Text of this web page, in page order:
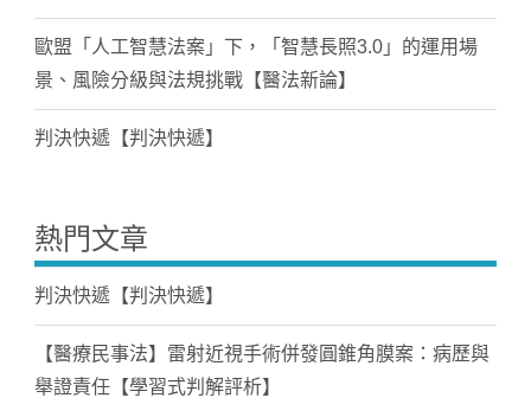
歐盟「人工智慧法案」下，「智慧長照3.0」的運用場
景、風險分級與法規挑戰【醫法新論】
判決快遞【判決快遞】
熱門文章
判決快遞【判決快遞】
【醫療民事法】雷射近視手術併發圓錐角膜案：病歷與
舉證責任【學習式判解評析】